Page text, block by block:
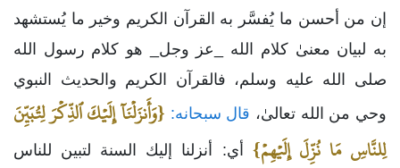
إن من أحسن ما يُفسَّر به القرآن الكريم وخير ما يُستشهد
به لبيان معنىٰ كلام الله _عز وجل_ هو كلام رسول الله
صلى الله عليه وسلم، فالقرآن الكريم والحديث النبوي
وحي من الله تعالىٰ، قال سبحانه: {وَأَنزَلۡنَآ إِلَيۡكَ ٱلذِّكۡرَ لِتُبَيِّنَ
لِلنَّاسِ مَا نُزِّلَ إِلَيۡهِمۡ} أي: أنزلنا إليك السنة لتبين للناس